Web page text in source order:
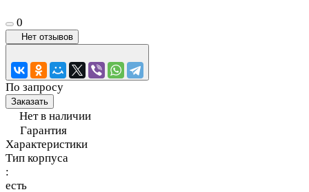
0
Нет отзывов
По запросу
Заказать
Нет в наличии
Гарантия
Характеристики
Тип корпуса
:
есть